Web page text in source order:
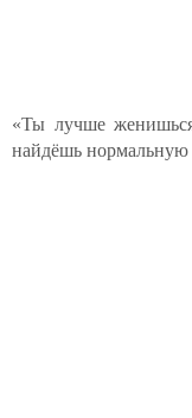
«Ты лучше
найдёшь нормальную